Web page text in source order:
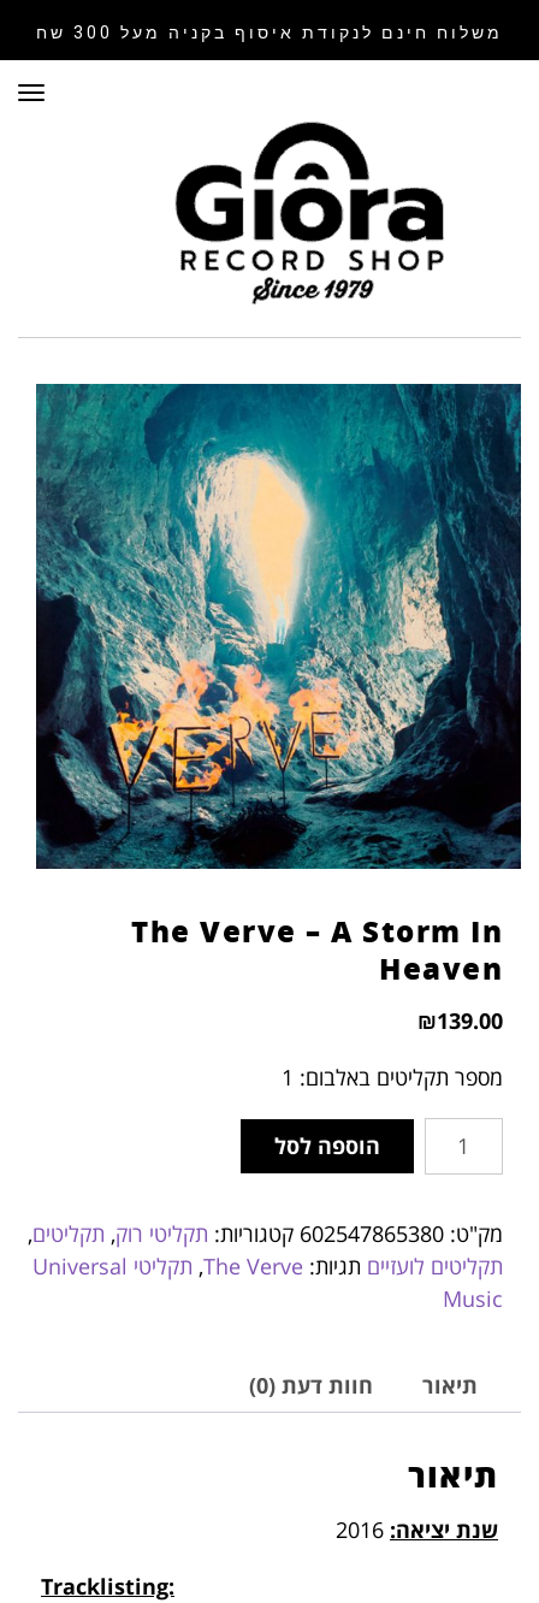
משלוח חינם לנקודת איסוף בקניה מעל 300 שח
The Verve – A Storm In
Heaven
₪139.00
מספר תקליטים באלבום: 1
הוספה לסל
מק"ט: 602547865380 קטגוריות: תקליטי רוק, תקליטים,
תקליטים לועזיים תגיות: The Verve
,
תקליטי Universal
Music
תיאור חוות דעת (0)
תיאור
שנת יציאה:
Tracklisting: